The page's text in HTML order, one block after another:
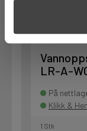
LR-A-
På
Klikk &
1 Stk